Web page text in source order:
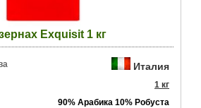
Exquisit 1 кг
Италия
1 кг
90% Арабика 10% Робуста